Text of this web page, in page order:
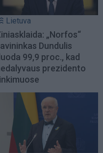
Lietuva
„Norfos“
Dundulis
99,9 proc., kad
prezidento